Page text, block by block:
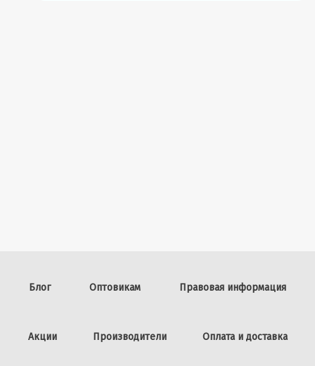
Блог Оптовикам Правовая информация
Акции Производители Оплата и доставка